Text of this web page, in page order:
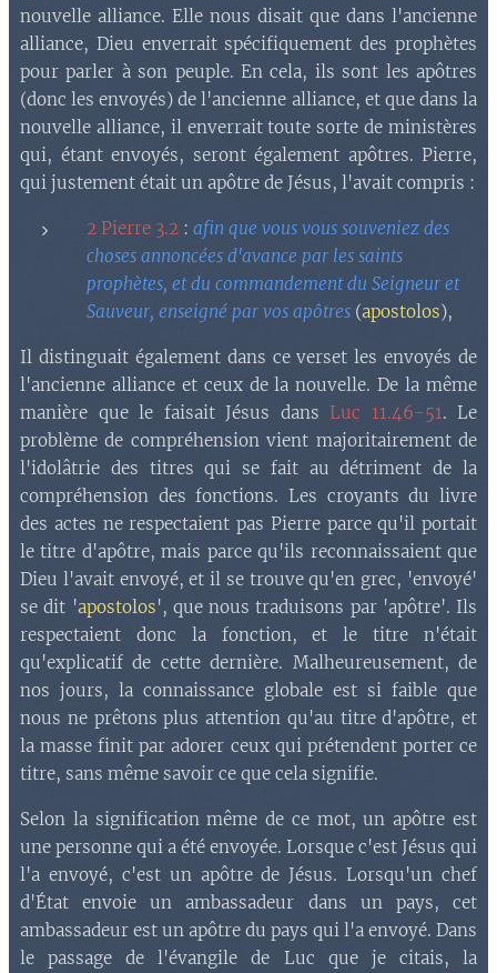
nouvelle alliance. Elle nous disait que dans l'ancienne
alliance, Dieu enverrait spécifiquement des prophètes
pour parler à son peuple. En cela, ils sont les apôtres
(donc les envoyés) de l'ancienne alliance, et que dans la
nouvelle alliance, il enverrait toute sorte de ministères
qui, étant envoyés, seront également apôtres. Pierre,
qui justement était un apôtre de Jésus, l'avait compris :
2 Pierre 3.2 : afin que vous vous souveniez des
choses annoncées d'avance par les saints
prophètes, et du commandement du Seigneur et
Sauveur, enseigné par vos apôtres (apostolos),
Il distinguait également dans ce verset les envoyés de
l'ancienne alliance et ceux de la nouvelle. De la même
manière que le faisait Jésus dans Luc 11.46-51. Le
problème de compréhension vient majoritairement de
l'idolâtrie des titres qui se fait au détriment de la
compréhension des fonctions. Les croyants du livre
des actes ne respectaient pas Pierre parce qu'il portait
le titre d'apôtre, mais parce qu'ils reconnaissaient que
Dieu l'avait envoyé, et il se trouve qu'en grec, 'envoyé'
se dit 'apostolos', que nous traduisons par 'apôtre'. Ils
respectaient donc la fonction, et le titre n'était
qu'explicatif de cette dernière. Malheureusement, de
nos jours, la connaissance globale est si faible que
nous ne prêtons plus attention qu'au titre d'apôtre, et
la masse finit par adorer ceux qui prétendent porter ce
titre, sans même savoir ce que cela signifie.
Selon la signification même de ce mot, un apôtre est
une personne qui a été envoyée. Lorsque c'est Jésus qui
l'a envoyé, c'est un apôtre de Jésus. Lorsqu'un chef
d'État envoie un ambassadeur dans un pays, cet
ambassadeur est un apôtre du pays qui l'a envoyé. Dans
le passage de l'évangile de Luc que je citais, la